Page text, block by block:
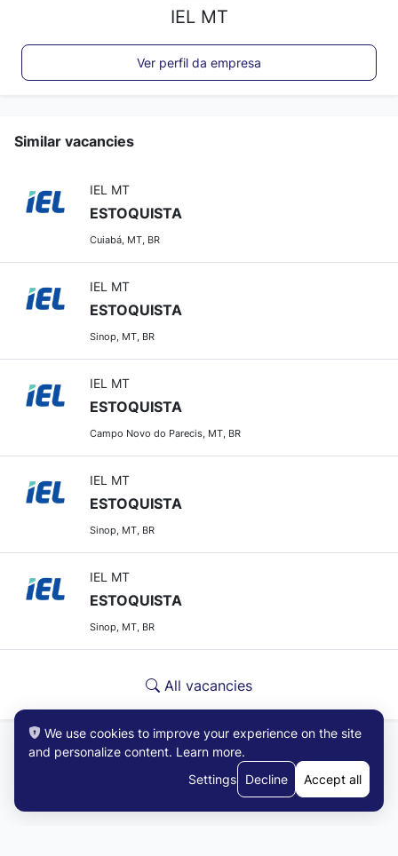
IEL MT
Ver perfil da empresa
Similar vacancies
IEL MT
ESTOQUISTA
Cuiabá, MT, BR
IEL MT
ESTOQUISTA
Sinop, MT, BR
IEL MT
ESTOQUISTA
Campo Novo do Parecis, MT, BR
IEL MT
ESTOQUISTA
Sinop, MT, BR
IEL MT
ESTOQUISTA
Sinop, MT, BR
All vacancies
We use cookies to improve your experience on the site
and personalize content. Learn more.
Settings
Decline Accept all